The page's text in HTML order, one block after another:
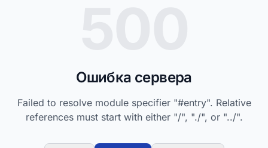
Ошибка сервера
Failed to resolve module specifier "#entry". Relative
references must start with either "/", "./", or "../".